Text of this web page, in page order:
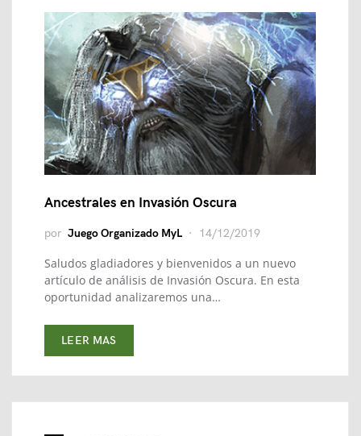
Ancestrales en Invasión Oscura
por Juego Organizado MyL 14/12/2019
Saludos gladiadores y bienvenidos a un nuevo
artículo de análisis de Invasión Oscura. En esta
oportunidad analizaremos una…
LEER MAS